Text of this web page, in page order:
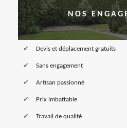
NOS
Devis et déplacement gratuits
Sans engagement
Artisan passionné
Prix imbattable
Travail de qualité